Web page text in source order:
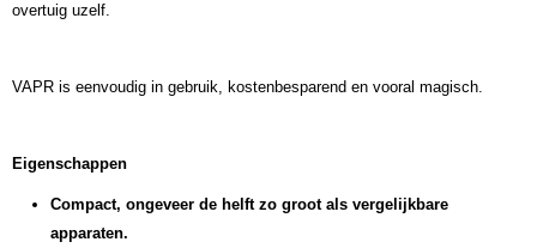
overtuig uzelf.
VAPR is eenvoudig in gebruik, kostenbesparend en vooral magisch.
Eigenschappen
Compact, ongeveer de helft zo groot als vergelijkbare
apparaten.